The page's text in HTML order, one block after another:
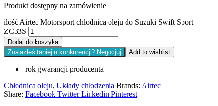
Produkt dostępny na zamówienie
ilość Airtec Motorsport chłodnica oleju do Suzuki Swift Sport
ZC33S
Dodaj do koszyka
Znalazłeś taniej u konkurencji? Negocjuj
Add to wishlist
rok gwarancji producenta
Chłodnica oleju, Układy chłodzenia Brands: Airtec
Share: Facebook Twitter Linkedin Pinterest